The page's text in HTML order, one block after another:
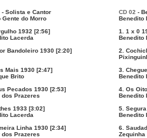
- Solista e Cantor
Gente do Morro
1932 [2:56]
Lacerda
Bandoleiro 1930 [2:20]
Mais 1930 [2:47]
Brito
Pecados 1930 [2:53]
dos Prazeres
1933 [3:02]
Lacerda
Linha 1930 [2:34]
dos Prazeres
CD 02 -
Benedito
1. 1 x 0
Benedito
2.
3.
Benedito
4. Os
Benedito
5.
Benedito
6.
Zequinha